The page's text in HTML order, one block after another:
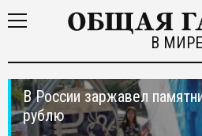
В МИРЕ
В России заржавел
рублю